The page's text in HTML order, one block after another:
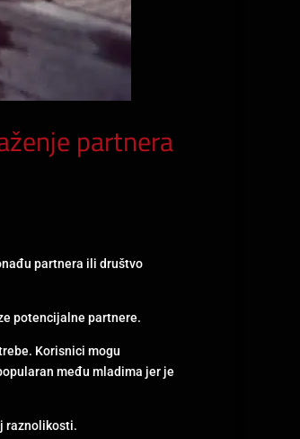
partnera
partnera ili društvo
potencijalne partnere.
Korisnici mogu
među mladima jer je
raznolikosti.